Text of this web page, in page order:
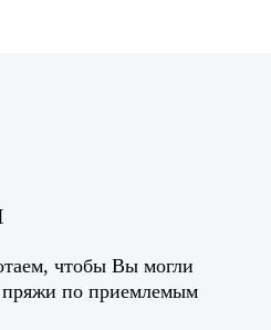
чтобы Вы могли
пряжи по приемлемым